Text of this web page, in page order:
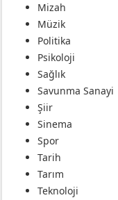
Mizah
Müzik
Politika
Psikoloji
Sağlık
Savunma Sanayi
Şiir
Sinema
Spor
Tarih
Tarım
Teknoloji